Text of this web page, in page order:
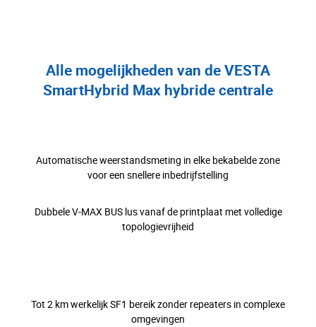
Alle mogelijkheden van de VESTA
SmartHybrid Max hybride centrale
Automatische weerstandsmeting in elke bekabelde zone
voor een snellere inbedrijfstelling
Dubbele V-MAX BUS lus vanaf de printplaat met volledige
topologievrijheid
Tot 2 km werkelijk SF1 bereik zonder repeaters in complexe
omgevingen